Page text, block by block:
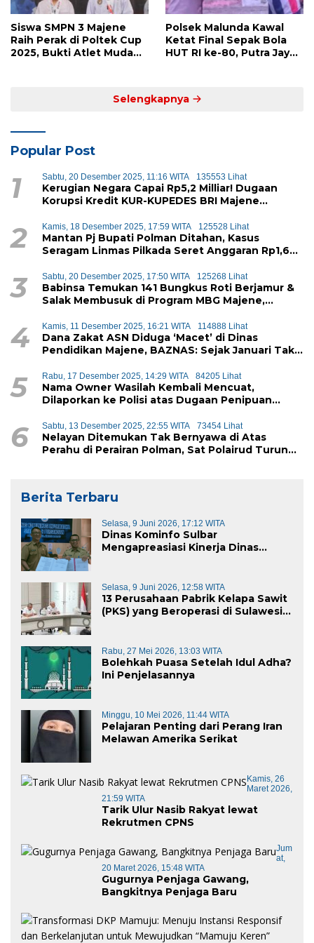
Siswa SMPN 3 Majene
Raih Perak di Poltek Cup
2025, Bukti Atlet Muda
Polsek Malunda Kawal
Ketat Final Sepak Bola
HUT RI ke-80, Putra Jaya
Selengkapnya
Popular Post
1 Sabtu, 20 Desember 2025, 11:16 WITA 135553 Lihat
Kerugian Negara Capai Rp5,2 Milliar! Dugaan
Korupsi Kredit KUR-KUPEDES BRI Majene
2 Kamis, 18 Desember 2025, 17:59 WITA 125528 Lihat
Mantan Pj Bupati Polman Ditahan, Kasus
Seragam Linmas Pilkada Seret Anggaran Rp1,6
3 Sabtu, 20 Desember 2025, 17:50 WITA 125268 Lihat
Babinsa Temukan 141 Bungkus Roti Berjamur &
Salak Membusuk di Program MBG Majene,
4 Kamis, 11 Desember 2025, 16:21 WITA 114888 Lihat
Dana Zakat ASN Diduga ‘Macet’ di Dinas
Pendidikan Majene, BAZNAS: Sejak Januari Tak
5 Rabu, 17 Desember 2025, 14:29 WITA 84205 Lihat
Nama Owner Wasilah Kembali Mencuat,
Dilaporkan ke Polisi atas Dugaan Penipuan
6 Sabtu, 13 Desember 2025, 22:55 WITA 73454 Lihat
Nelayan Ditemukan Tak Bernyawa di Atas
Perahu di Perairan Polman, Sat Polairud Turun
Berita Terbaru
Selasa, 9 Juni 2026, 17:12 WITA
Dinas Kominfo Sulbar
Mengapreasiasi Kinerja Dinas
Selasa, 9 Juni 2026, 12:58 WITA
13 Perusahaan Pabrik Kelapa Sawit
(PKS) yang Beroperasi di Sulawesi
Rabu, 27 Mei 2026, 13:03 WITA
Bolehkah Puasa Setelah Idul Adha?
Ini Penjelasannya
Minggu, 10 Mei 2026, 11:44 WITA
Pelajaran Penting dari Perang Iran
Melawan Amerika Serikat
Kamis, 26
Maret 2026,
21:59 WITA
Tarik Ulur Nasib Rakyat lewat
Rekrutmen CPNS
Jum
At,
20 Maret 2026, 15:48 WITA
Gugurnya Penjaga Gawang,
Bangkitnya Penjaga Baru